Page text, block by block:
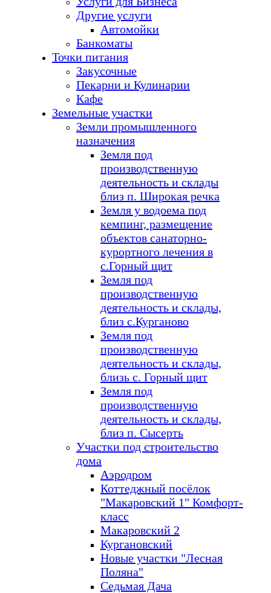
Другие услуги
Автомойки
Банкоматы
Точки питания
Закусочные
Пекарни и Кулинарии
Кафе
Земельные участки
Земли промышленного
назначения
Земля под
производственную
деятельность и склады
близ п. Широкая речка
Земля у водоема под
кемпинг, размещение
объектов санаторно-
курортного лечения в
с.Горный щит
Земля под
производственную
деятельность и склады,
близ с.Курганово
Земля под
производственную
деятельность и склады,
близь с. Горный щит
Земля под
производственную
деятельность и склады,
близ п. Сысерть
Участки под строительство
дома
Аэродром
Коттеджный посёлок
"Макаровский 1" Комфорт-
класс
Макаровский 2
Кургановский
Новые участки "Лесная
Поляна"
Седьмая Дача